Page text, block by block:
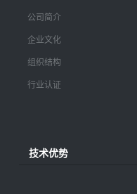
公司简介
企业文化
组织结构
行业认证
技术优势